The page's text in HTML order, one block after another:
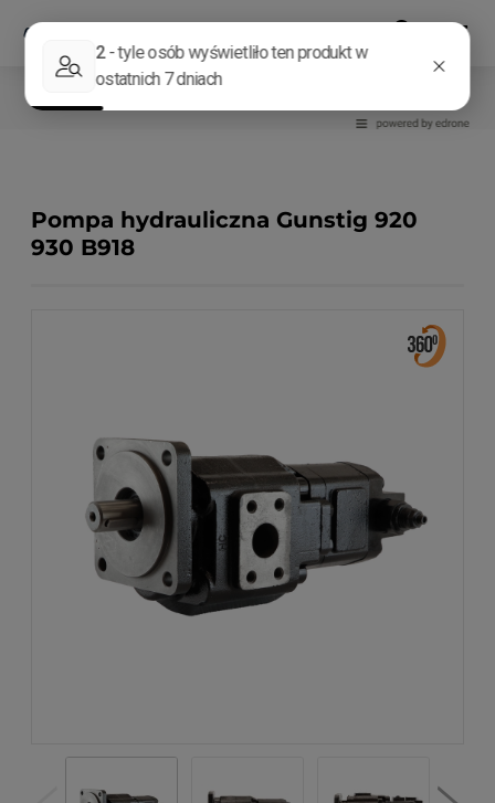
Pompa hydrauliczna Gunstig 920
930 B918